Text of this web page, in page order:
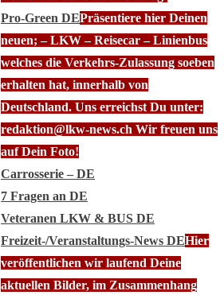
Pro-Green DEPräsentiere hier Deinen
neuen; – LKW – Reisecar – Linienbus
welches die Verkehrs-Zulassung soeben
erhalten hat, innerhalb von
Deutschland. Uns erreichst Du unter:
redaktion@lkw-news.ch Wir freuen uns
auf Dein Foto!
Carrosserie – DE
7 Fragen an DE
Veteranen LKW & BUS DE
Freizeit-/Veranstaltungs-News DEHier
veröffentlichen wir laufend Deine
aktuellen Bilder, im Zusammenhang